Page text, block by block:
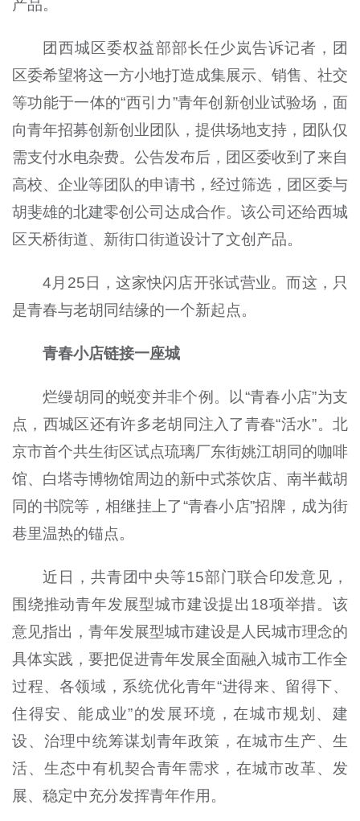
产品。
团西城区委权益部部长任少岚告诉记者，团
区委希望将这一方小地打造成集展示、销售、社交
等功能于一体的“西引力”青年创新创业试验场，面
向青年招募创新创业团队，提供场地支持，团队仅
需支付水电杂费。公告发布后，团区委收到了来自
高校、企业等团队的申请书，经过筛选，团区委与
胡斐雄的北建零创公司达成合作。该公司还给西城
区天桥街道、新街口街道设计了文创产品。
4月25日，这家快闪店开张试营业。而这，只
是青春与老胡同结缘的一个新起点。
青春小店链接一座城
烂缦胡同的蜕变并非个例。以“青春小店”为支
点，西城区还有许多老胡同注入了青春“活水”。北
京市首个共生街区试点琉璃厂东街姚江胡同的咖啡
馆、白塔寺博物馆周边的新中式茶饮店、南半截胡
同的书院等，相继挂上了“青春小店”招牌，成为街
巷里温热的锚点。
近日，共青团中央等15部门联合印发意见，
围绕推动青年发展型城市建设提出18项举措。该
意见指出，青年发展型城市建设是人民城市理念的
具体实践，要把促进青年发展全面融入城市工作全
过程、各领域，系统优化青年“进得来、留得下、
住得安、能成业”的发展环境，在城市规划、建
设、治理中统筹谋划青年政策，在城市生产、生
活、生态中有机契合青年需求，在城市改革、发
展、稳定中充分发挥青年作用。